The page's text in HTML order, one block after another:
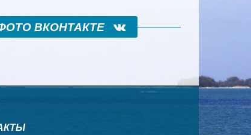
ВКОНТАКТЕ